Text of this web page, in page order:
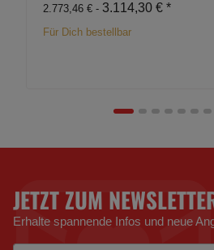
2.773,46 € - 3.114,30 € *
Für Dich bestellbar
JETZT ZUM
Erhalte spannende Infos und neue